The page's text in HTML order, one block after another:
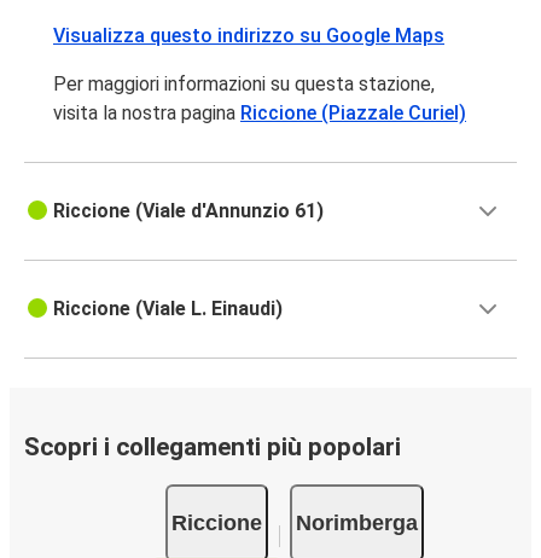
Visualizza questo indirizzo su Google Maps
Per maggiori informazioni su questa stazione,
visita la nostra pagina Riccione (Piazzale Curiel)
Riccione (Viale d'Annunzio 61)
Riccione (Viale L. Einaudi)
Scopri i collegamenti più popolari
Riccione Norimberga